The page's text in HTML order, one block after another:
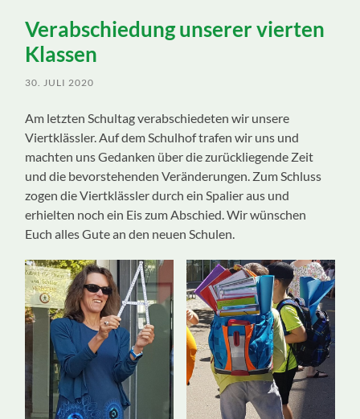
Verabschiedung unserer vierten
Klassen
30. JULI 2020
Am letzten Schultag verabschiedeten wir unsere
Viertklässler. Auf dem Schulhof trafen wir uns und
machten uns Gedanken über die zurückliegende Zeit
und die bevorstehenden Veränderungen. Zum Schluss
zogen die Viertklässler durch ein Spalier aus und
erhielten noch ein Eis zum Abschied. Wir wünschen
Euch alles Gute an den neuen Schulen.